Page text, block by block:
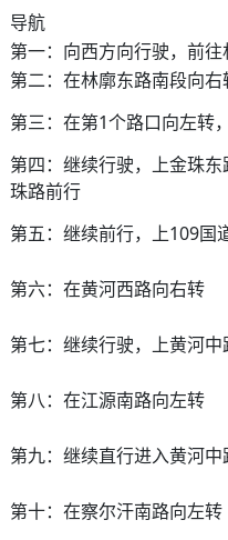
导航
第一：向西方向行驶，前
第二：在林廓东路南段向右
第三：在第1个路口向左转
第四：继续行驶，上金珠
珠路前行
第五：继续前行，上109国
第六：在黄河西路向右转
第七：继续行驶，上黄河中
第八：在江源南路向左转
第九：继续直行进入黄河中
第十：在察尔汗南路向左转